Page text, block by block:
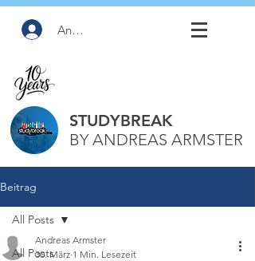
Anmelden
STUDYBREAK
BY ANDREAS ARMSTER
Beitrag
All Posts
All Posts
Andreas Armster
30. März 1 Min. Lesezeit